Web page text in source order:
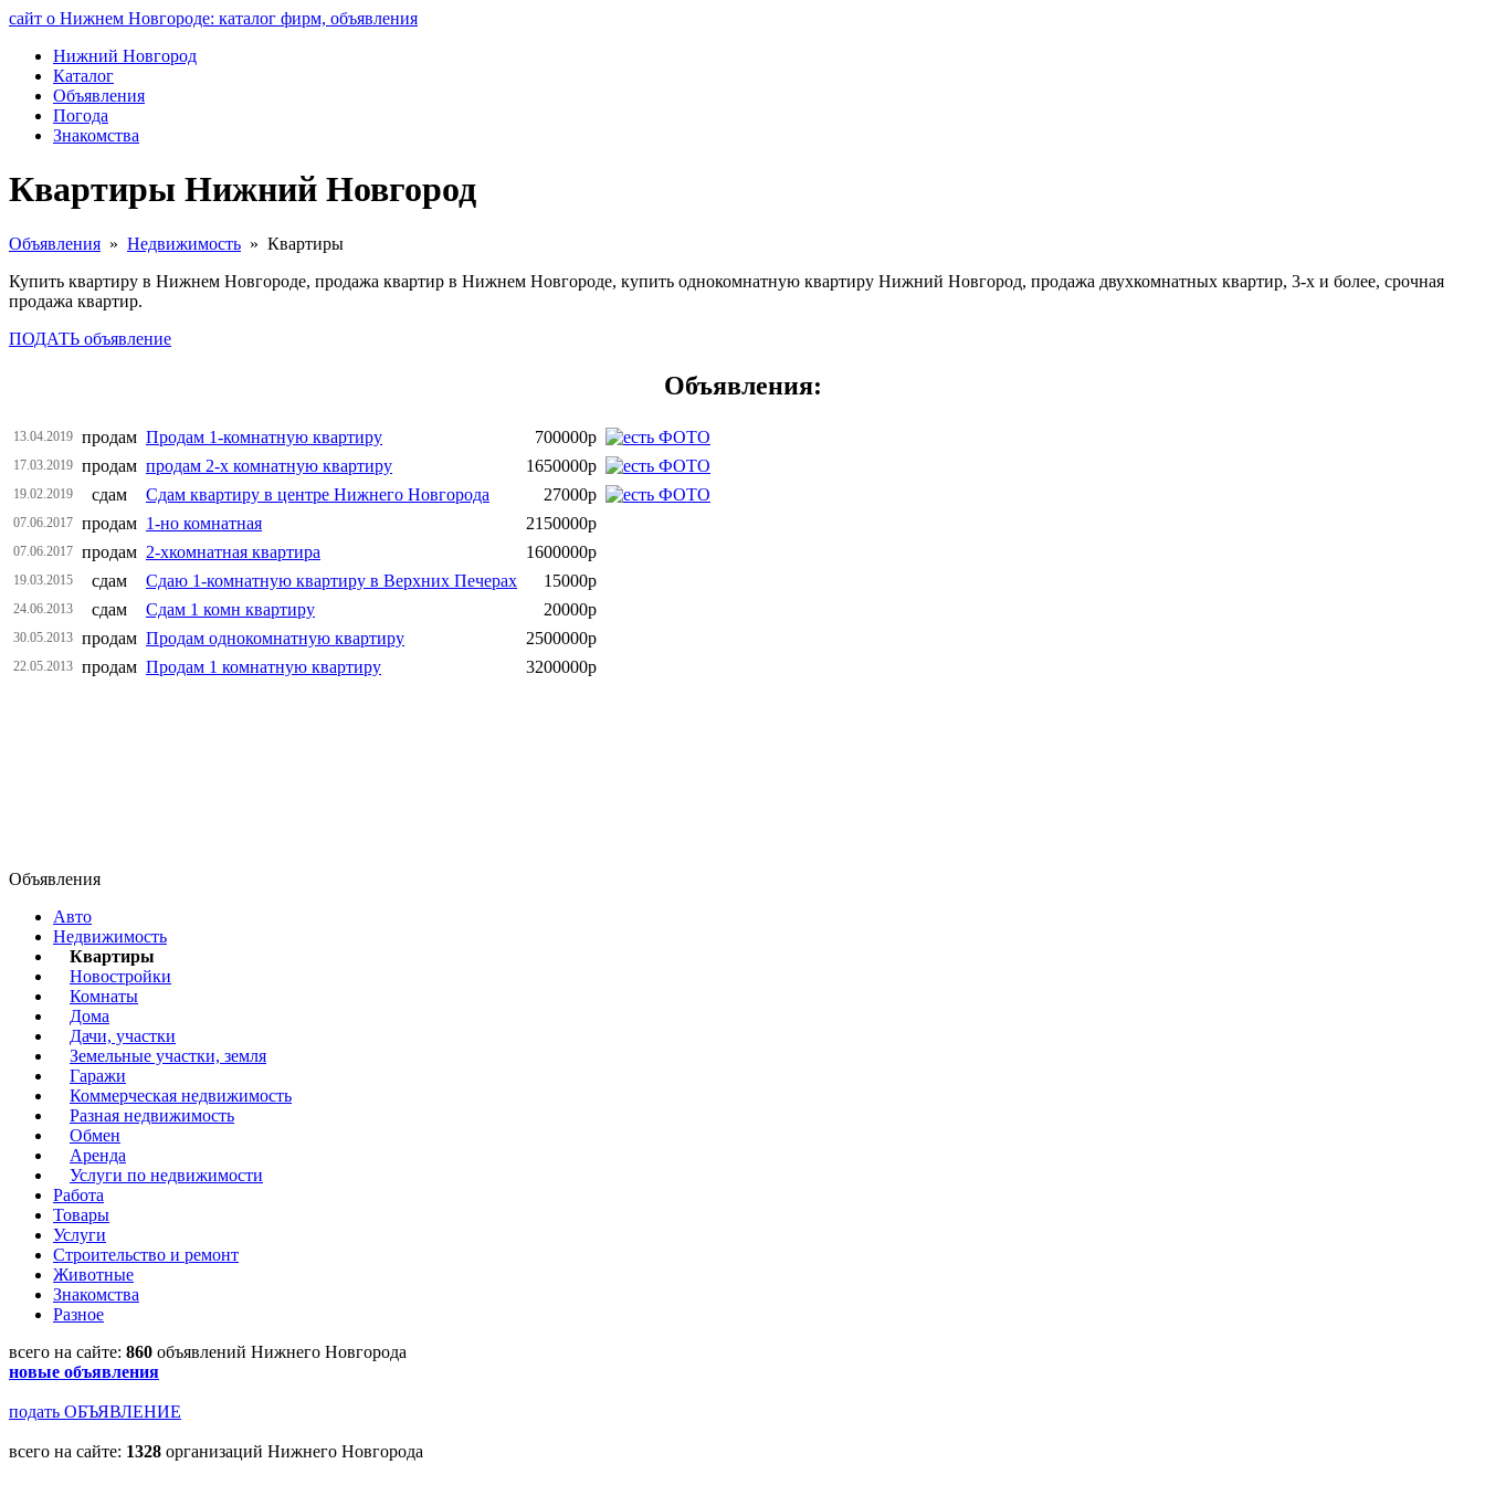
сайт о Нижнем Новгороде: каталог фирм, объявления
Нижний Новгород
Каталог
Объявления
Погода
Знакомства
Квартиры Нижний Новгород
Объявления » Недвижимость » Квартиры
Купить квартиру в Нижнем Новгороде, продажа квартир в Нижнем Новгороде, купить однокомнатную квартиру Нижний Новгород, продажа двухкомнатных квартир, 3-х и более, срочная
продажа квартир.
ПОДАТЬ объявление
Объявления:
13.04.2019 продам Продам 1-комнатную квартиру 700000р
17.03.2019 продам продам 2-х комнатную квартиру 1650000р
19.02.2019 сдам Сдам квартиру в центре Нижнего Новгорода 27000р
07.06.2017 продам 1-но комнатная 2150000р
07.06.2017 продам 2-хкомнатная квартира 1600000р
19.03.2015 сдам Сдаю 1-комнатную квартиру в Верхних Печерах 15000р
24.06.2013 сдам Сдам 1 комн квартиру 20000р
30.05.2013 продам Продам однокомнатную квартиру 2500000р
22.05.2013 продам Продам 1 комнатную квартиру 3200000р
Объявления
Авто
Недвижимость
Квартиры
Новостройки
Комнаты
Дома
Дачи, участки
Земельные участки, земля
Гаражи
Коммерческая недвижимость
Разная недвижимость
Обмен
Аренда
Услуги по недвижимости
Работа
Товары
Услуги
Строительство и ремонт
Животные
Знакомства
Разное
всего на сайте: 860 объявлений Нижнего Новгорода
новые объявления
подать ОБЪЯВЛЕНИЕ
всего на сайте: 1328 организаций Нижнего Новгорода